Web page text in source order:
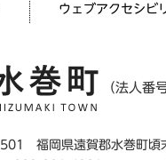
ウェブアクセシビ
（法人
福岡県遠賀郡水巻町頃